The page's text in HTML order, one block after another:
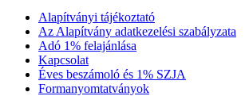
Alapítványi tájékoztató
Az Alapítvány adatkezelési szabályzata
Adó 1% felajánlása
Kapcsolat
Éves beszámoló és 1% SZJA
Formanyomtatványok